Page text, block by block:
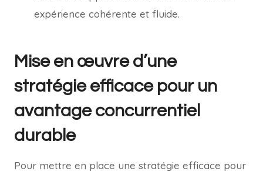
expérience cohérente et fluide.
Mise en œuvre d’une
stratégie efficace pour un
avantage concurrentiel
durable
Pour mettre en place une stratégie efficace pour